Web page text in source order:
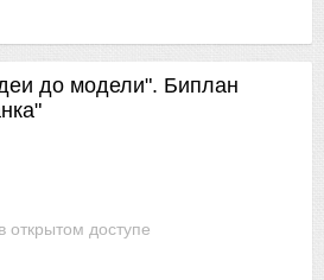
открытом доступе
до модели". Биплан